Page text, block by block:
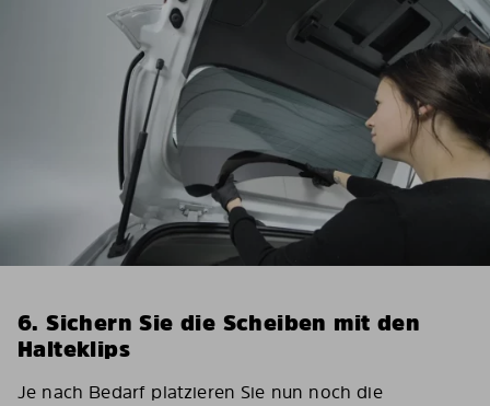
6. Sichern Sie die Scheiben mit den
Halteklips
Je nach Bedarf platzieren Sie nun noch die